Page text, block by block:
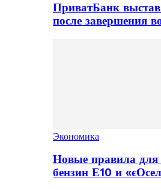
ПриватБанк
после завершения
Экономика
Новые правила
бензин Е10 и